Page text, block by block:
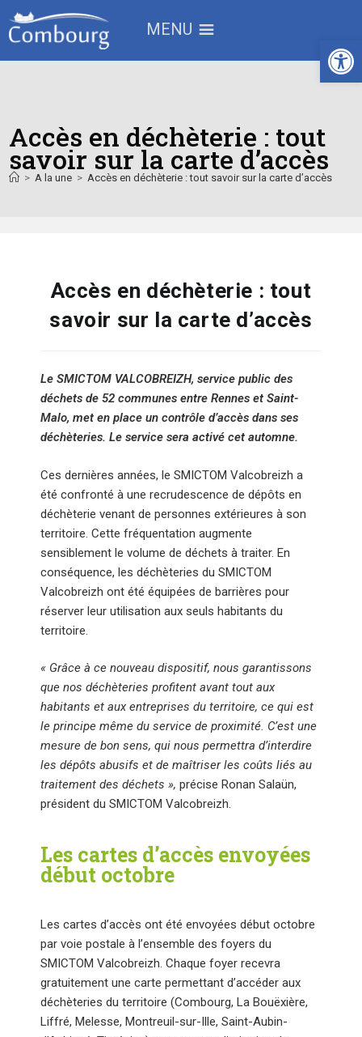
MENU
Accès en déchèterie : tout
savoir sur la carte d’accès
> A la une > Accès en déchèterie : tout savoir sur la carte d’accès
Accès en déchèterie : tout
savoir sur la carte d’accès
Le SMICTOM VALCOBREIZH, service public des
déchets de 52 communes entre Rennes et Saint-
Malo, met en place un contrôle d’accès dans ses
déchèteries. Le service sera activé cet automne.
Ces dernières années, le SMICTOM Valcobreizh a
été confronté à une recrudescence de dépôts en
déchèterie venant de personnes extérieures à son
territoire. Cette fréquentation augmente
sensiblement le volume de déchets à traiter. En
conséquence, les déchèteries du SMICTOM
Valcobreizh ont été équipées de barrières pour
réserver leur utilisation aux seuls habitants du
territoire.
« Grâce à ce nouveau dispositif, nous garantissons
que nos déchèteries profitent avant tout aux
habitants et aux entreprises du territoire, ce qui est
le principe même du service de proximité. C’est une
mesure de bon sens, qui nous permettra d’interdire
les dépôts abusifs et de maîtriser les coûts liés au
traitement des déchets », précise Ronan Salaün,
président du SMICTOM Valcobreizh.
Les cartes d’accès envoyées
début octobre
Les cartes d’accès ont été envoyées début octobre
par voie postale à l’ensemble des foyers du
SMICTOM Valcobreizh. Chaque foyer recevra
gratuitement une carte permettant d’accéder aux
déchèteries du territoire (Combourg, La Bouëxière,
Liffré, Melesse, Montreuil-sur-Ille, Saint-Aubin-